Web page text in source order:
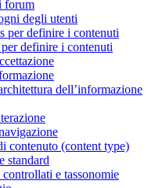
forum
degli utenti
per definire i contenuti
definire i contenuti
dell’informazione
contenuto (content type)
standard
e tassonomie